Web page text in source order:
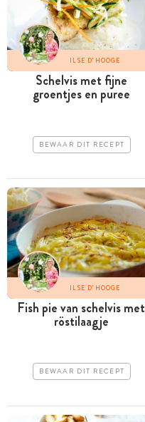
ILSE D'HOOGE
Schelvis met fijne
groentjes en puree
BEWAAR DIT RECEPT
ILSE D'HOOGE
Fish pie van schelvis met
röstilaagje
BEWAAR DIT RECEPT